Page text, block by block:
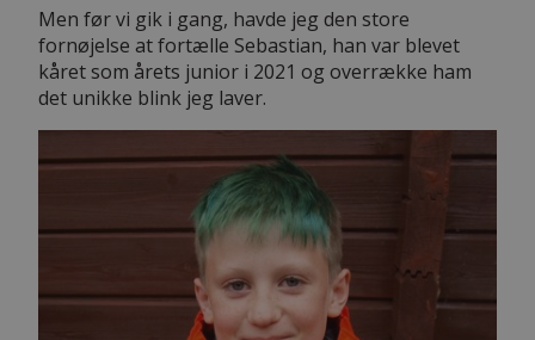
Men før vi gik i gang, havde jeg den store
fornøjelse at fortælle Sebastian, han var blevet
kåret som årets junior i 2021 og overrække ham
det unikke blink jeg laver.